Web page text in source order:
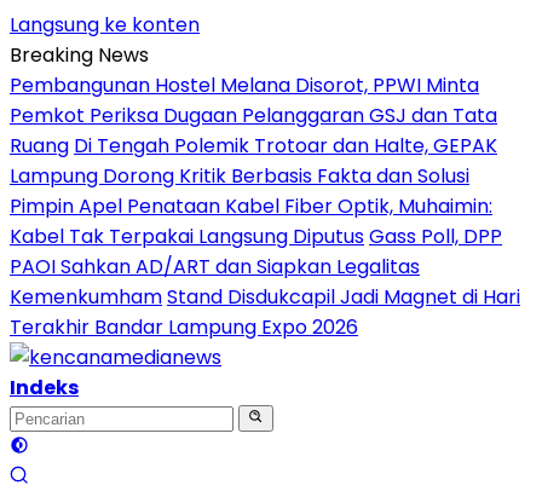
Langsung ke konten
Breaking News
Pembangunan Hostel Melana Disorot, PPWI Minta
Pemkot Periksa Dugaan Pelanggaran GSJ dan Tata
Ruang Di Tengah Polemik Trotoar dan Halte, GEPAK
Lampung Dorong Kritik Berbasis Fakta dan Solusi
Pimpin Apel Penataan Kabel Fiber Optik, Muhaimin:
Kabel Tak Terpakai Langsung DiputusGass Poll, DPP
PAOI Sahkan AD/ART dan Siapkan Legalitas
KemenkumhamStand Disdukcapil Jadi Magnet di Hari
Terakhir Bandar Lampung Expo 2026
Indeks